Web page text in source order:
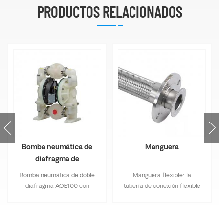
PRODUCTOS RELACIONADOS
Bomba neumática de
diafragma de
polipropileno plástico
AOE100
Bomba neumática de doble
diafragma AOE100 con
Manguera
Manguera flexible: la
tubería de conexión flexible